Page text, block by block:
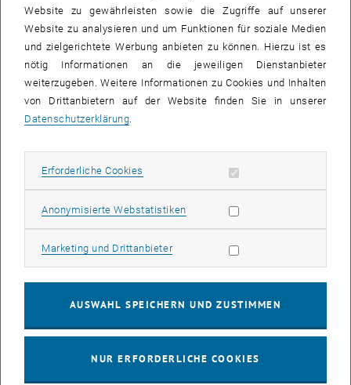
aber auch bei Erkrankungen wie Krebs.
Wie solche Enzyme an Kollagenstrukturen andocken und sich dort
bewegen, konnte man bereits mit hochauflösenden
Spezialmikroskopen sichtbar machen. Welche Mechanismen hinter
diesen Prozessen stecken, ist heute aber noch nicht klar. Diesen
Combined optical single molecule and atomic force microscopy to
zwei verschiedene Mikroskopie-Techniken miteinander verbunden –
die Rasterkraft-Mikroskopie (AFM) und die Einzelmolekül-
Orestis Andriotis die mechanischen und strukturellen Auswirkungen
Mit neuen Bilddaten Blätter verstehen
Stromata. Sie kontrollieren den Austausch von Gasen. Das Öffnen
und Schließen der Stomata muss so reguliert werden, dass CO2für
großer Wasserverlust vermieden wird.
Website zu gewährleisten sowie die Zugriffe auf unserer
Website zu analysieren und um Funktionen für soziale Medien
und zielgerichtete Werbung anbieten zu können. Hierzu ist es
nötig Informationen an die jeweiligen Dienstanbieter
weiterzugeben. Weitere Informationen zu Cookies und Inhalten
von Drittanbietern auf der Website finden Sie in unserer
Datenschutzerklärung
Erforderliche Cookies Erforderliche Cookies zulassen
Anonymisierte WebstatistikenStatistik Cookies zulassen
Marketing und DrittanbieterMarketing Cookies zulassen
AUSWAHL SPEICHERN UND ZUSTIMMEN
NUR ERFORDERLICHE COOKIES